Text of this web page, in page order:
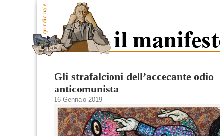
Gli strafalcioni dell’accecante odio
anticomunista
16 Gennaio 2019